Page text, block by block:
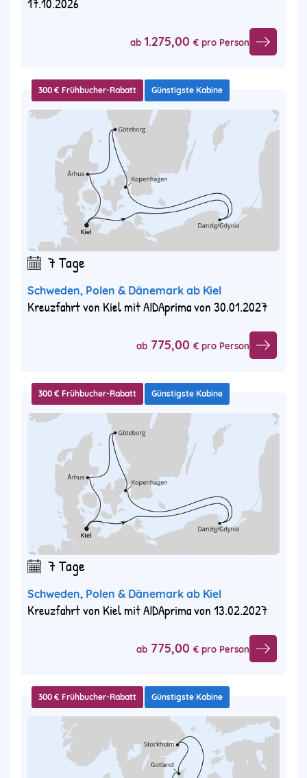
17.10.2026
ab 1.275,00 € pro Person
300 € Frühbucher-Rabatt Günstigste Kabine
7 Tage
Schweden, Polen & Dänemark ab Kiel
Kreuzfahrt von Kiel mit AIDAprima von 30.01.2027
ab 775,00 € pro Person
300 € Frühbucher-Rabatt Günstigste Kabine
7 Tage
Schweden, Polen & Dänemark ab Kiel
Kreuzfahrt von Kiel mit AIDAprima von 13.02.2027
ab 775,00 € pro Person
300 € Frühbucher-Rabatt Günstigste Kabine